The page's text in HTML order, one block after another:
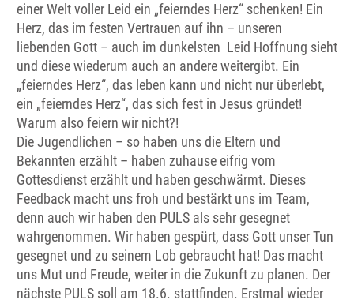
einer Welt voller Leid ein „feierndes Herz“ schenken! Ein
Herz, das im festen Vertrauen auf ihn – unseren
liebenden Gott – auch im dunkelsten Leid Hoffnung sieht
und diese wiederum auch an andere weitergibt. Ein
„feierndes Herz“, das leben kann und nicht nur überlebt,
ein „feierndes Herz“, das sich fest in Jesus gründet!
Warum also feiern wir nicht?!
Die Jugendlichen – so haben uns die Eltern und
Bekannten erzählt – haben zuhause eifrig vom
Gottesdienst erzählt und haben geschwärmt. Dieses
Feedback macht uns froh und bestärkt uns im Team,
denn auch wir haben den PULS als sehr gesegnet
wahrgenommen. Wir haben gespürt, dass Gott unser Tun
gesegnet und zu seinem Lob gebraucht hat! Das macht
uns Mut und Freude, weiter in die Zukunft zu planen. Der
nächste PULS soll am 18.6. stattfinden. Erstmal wieder